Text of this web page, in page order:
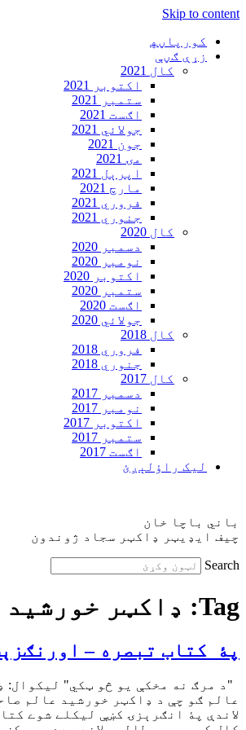
Skip to content
کورپاڼه‍
زړې ګڼې
کال 2021
اکتوبر 2021
ستمبر 2021
اګست 2021
جولائي 2021
جون 2021
مۍ 2021
اپرېل 2021
مارچ 2021
فروري 2021
جنوري 2021
کال 2020
دسمبر 2020
نومبر 2020
اکتوبر 2020
ستمبر 2020
اګست 2020
جولائي 2020
کال 2018
فروري 2018
جنوري 2018
کال 2017
دسمبر 2017
نومبر 2017
اکتوبر 2017
ستمبر 2017
اګست 2017
ليک راؤلېږئ
باني باچا خان
چيف ايډيټر ډاکټر سجاد ژوندون
Search
Tag: ډاکټر خورشيد
پۀ کتاب تبصره –
"د مرګ نه مخکې يو څو ټکي" ليکوال:
عالم ګو چې د ډاکټر خورشید عالم
لاندې پۀ انګرېزۍ کښې ليکلے شوے